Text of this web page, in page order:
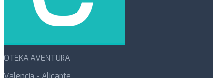
OTEKA AVENTURA
Valencia - Alicante